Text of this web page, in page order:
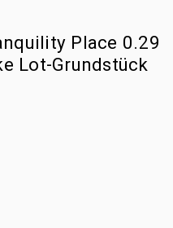
Place 0.29
Lot-Grundstück